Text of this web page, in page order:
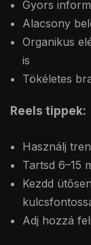
Gyors
Alacsony
Organikus
is
Tökéletes
Reels tippek:
Használj
Tartsd 6–15
Kezdd
Adj hozzá